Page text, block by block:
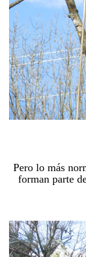
Pero lo más
forman parte